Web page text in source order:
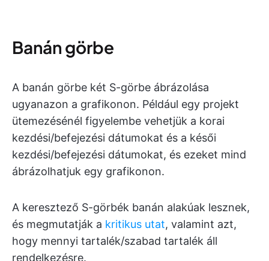
Banán görbe
A banán görbe két S-görbe ábrázolása
ugyanazon a grafikonon. Például egy projekt
ütemezésénél figyelembe vehetjük a korai
kezdési/befejezési dátumokat és a késői
kezdési/befejezési dátumokat, és ezeket mind
ábrázolhatjuk egy grafikonon.
A keresztező S-görbék banán alakúak lesznek,
és megmutatják a kritikus utat, valamint azt,
hogy mennyi tartalék/szabad tartalék áll
rendelkezésre.